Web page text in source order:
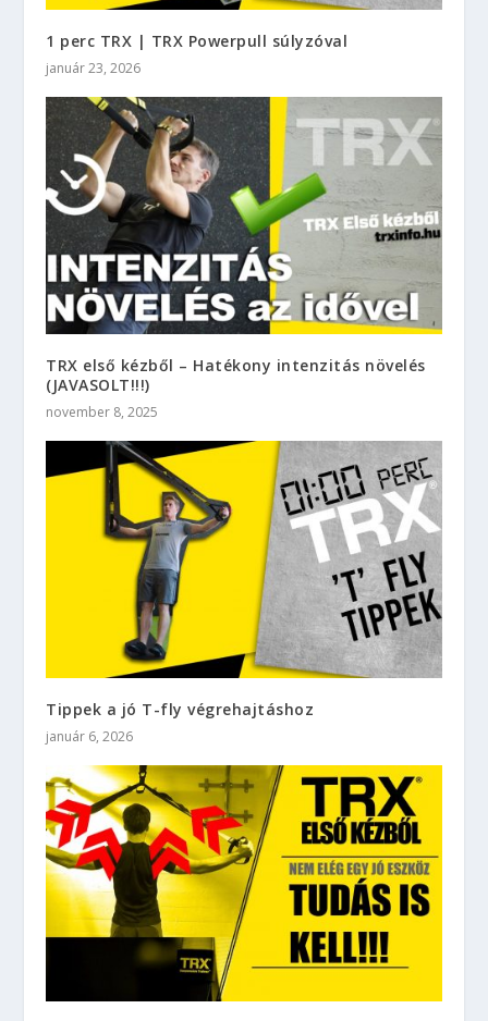
1 perc TRX | TRX Powerpull súlyzóval
január 23, 2026
TRX első kézből – Hatékony intenzitás növelés
(JAVASOLT!!!)
november 8, 2025
Tippek a jó T-fly végrehajtáshoz
január 6, 2026